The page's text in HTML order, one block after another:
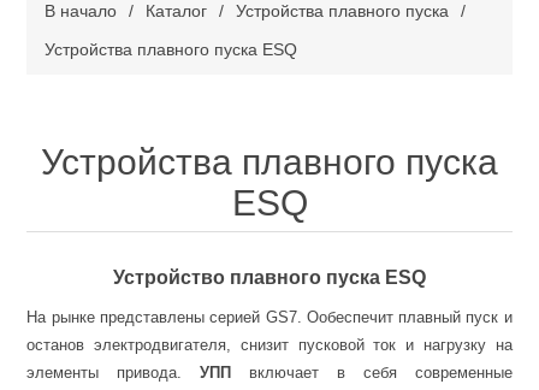
В начало / Каталог / Устройства плавного пуска
/
Устройства плавного пуска ESQ
Устройства плавного пуска
ESQ
Устройство плавного пуска ESQ
На рынке представлены серией GS7. Ообеспечит плавный пуск и
останов электродвигателя, снизит пусковой ток и нагрузку на
элементы привода.УПП включает в себя современные